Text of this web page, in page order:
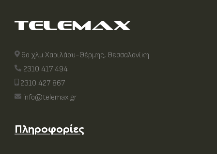
6ο χλμ Χαριλάου-Θέρμης, Θεσσαλονίκη
2310 417 494
2310 427 867
info@telemax.gr
Πληροφορίες